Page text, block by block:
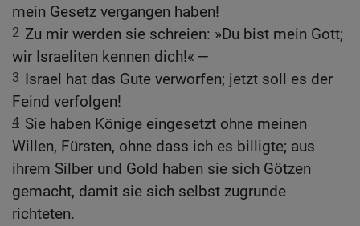
mein Gesetz vergangen haben!
2 Zu mir werden sie schreien: »Du bist mein Gott;
wir Israeliten kennen dich!« —
3 Israel hat das Gute verworfen; jetzt soll es der
Feind verfolgen!
4 Sie haben Könige eingesetzt ohne meinen
Willen, Fürsten, ohne dass ich es billigte; aus
ihrem Silber und Gold haben sie sich Götzen
gemacht, damit sie sich selbst zugrunde
richteten.